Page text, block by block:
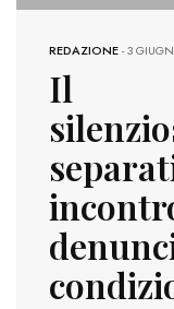
REDAZIONE-3
Il